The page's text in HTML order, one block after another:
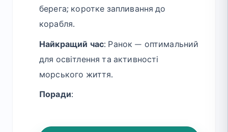
берега; коротке запливання до
корабля.
Найкращий час: Ранок — оптимальний
для освітлення та активності
морського життя.
Поради: